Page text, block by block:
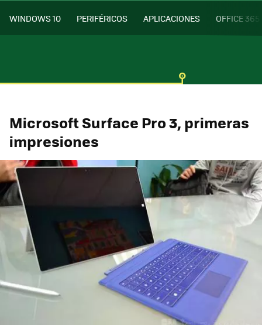
WINDOWS 10 PERIFÉRICOS APLICACIONES OFFICE 365
Microsoft Surface Pro 3, primeras
impresiones